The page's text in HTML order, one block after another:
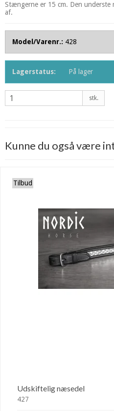
Stængerne er 15 cm. Den underste
af.
Model/Varenr.: 428
Lagerstatus: På lager
stk.
Kunne du også være
Tilbud
Udskiftelig næsedel
427